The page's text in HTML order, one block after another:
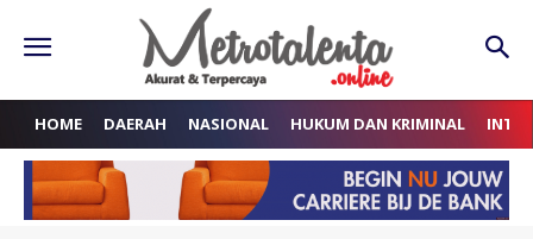
HOME DAERAH NASIONAL HUKUM DAN KRIMINAL